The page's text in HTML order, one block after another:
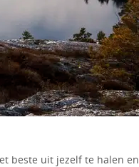
beste uit jezelf te halen en